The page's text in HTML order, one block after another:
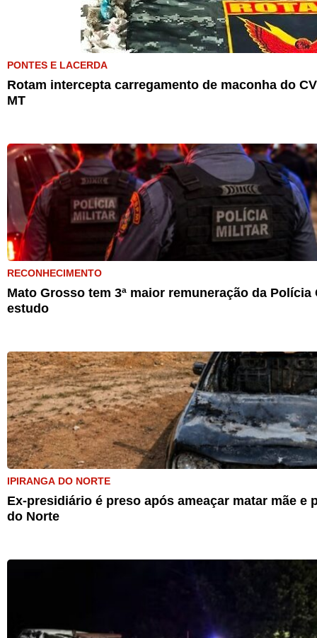
PONTES E LACERDA
Rotam intercepta carregamento de maconha do
MT
RECONHECIMENTO
Mato Grosso tem 3ª maior remuneração da Polícia
estudo
IPIRANGA DO NORTE
Ex-presidiário é preso após ameaçar matar mãe
do Norte